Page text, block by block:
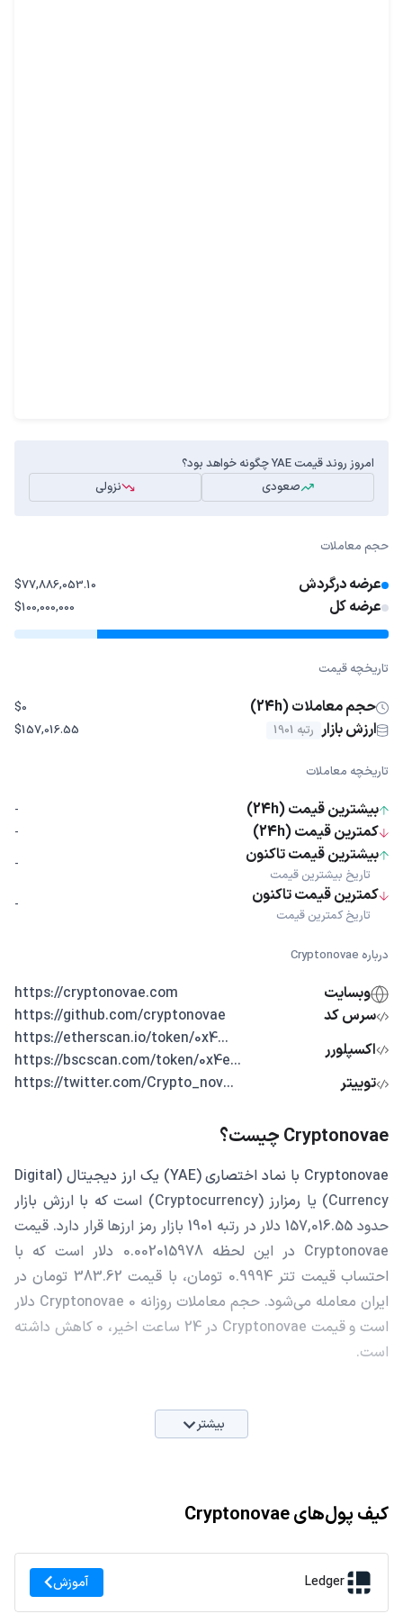
امروز روند قیمت YAE چگونه خواهد بود؟
صعودی
نزولی
حجم معاملات
عرضه درگردش $77,886,053.10
عرضه کل $100,000,000
تاریخچه قیمت
حجم معاملات (24h) $0
ارزش بازار رتبه 1901 $157,016.55
تاریخچه معاملات
بیشترین قیمت (24h) -
کمترین قیمت (24h) -
بیشترین قیمت تاکنون
تاریخ بیشترین قیمت
-
کمترین قیمت تاکنون
تاریخ کمترین قیمت
-
درباره Cryptonovae
وبسایت
https://cryptonovae.com
سرس کد
https://github.com/cryptonovae
اکسپلورر
...https://etherscan.io/token/0x4
...https://bscscan.com/token/0x4e
توییتر
...https://twitter.com/Crypto_nov
Cryptonovae چیست؟
Cryptonovae با نماد اختصاری (YAE) یک ارز دیجیتال (Digital
Currency) یا رمزارز (Cryptocurrency) است که با ارزش بازار
حدود 157,016.55 دلار در رتبه 1901 بازار رمز ارزها قرار دارد. قیمت
Cryptonovae در این لحظه 0.002015978 دلار است که با
احتساب قیمت تتر 0.9994 تومان، با قیمت 383.62 تومان در
ایران معامله می‌شود. حجم معاملات روزانه Cryptonovae 0 دلار
است و قیمت Cryptonovae در 24 ساعت اخیر، 0 کاهش داشته
است.
بیشتر
کیف پول‌های Cryptonovae
Ledger آموزش